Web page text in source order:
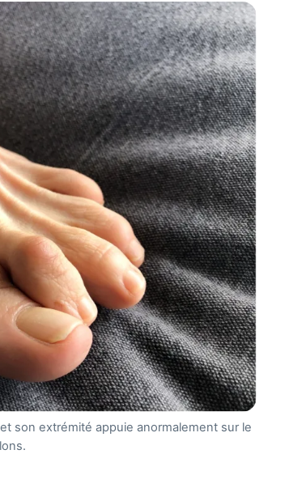
son extrémité appuie anormalement sur le